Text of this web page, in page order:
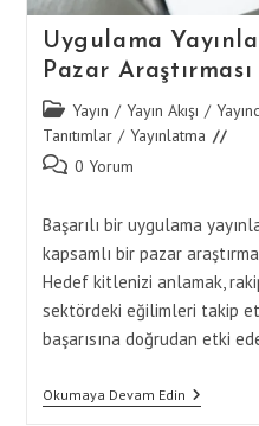
Uygulama
Pazar
Post
category:
Yayın / Yayın Akışı /
Tanıtımlar / Yayınlatma
Post 0 Yorum
Başarılı bir uygulama
kapsamlı bir pazar
Hedef kitlenizi anlamak,
sektördeki eğilimleri takip
başarısına doğrudan etki
Okumaya Devam EdinUygulama
Yayınlama